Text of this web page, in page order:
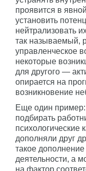
проявится в
установить
нейтрализовать
так называемый,
управленческое
некоторые
для другого —
опирается на
возникновение
Еще один
подбирать
психологические
дополняли друг
такое
деятельности, а
на фактор